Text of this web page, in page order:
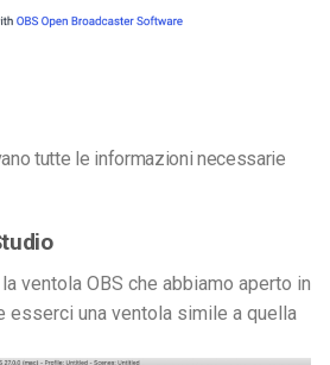
tutte le informazioni necessarie
ventola OBS che abbiamo aperto in
esserci una ventola simile a quella